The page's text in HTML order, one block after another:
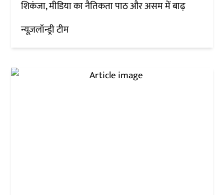
शिकंजा, मीडिया का नैतिकता पाठ और असम में बाढ़
न्यूज़लॉन्ड्री टीम